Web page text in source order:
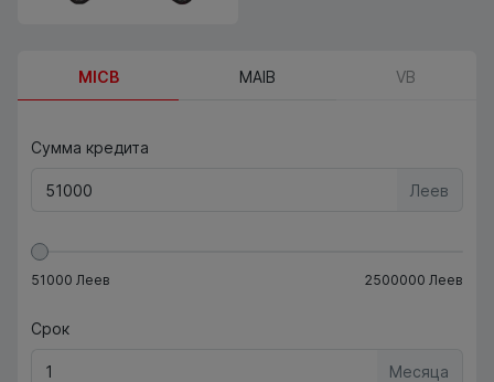
MICB MAIB VB
Сумма кредита
Леев
51000 Леев 2500000 Леев
Срок
Месяца